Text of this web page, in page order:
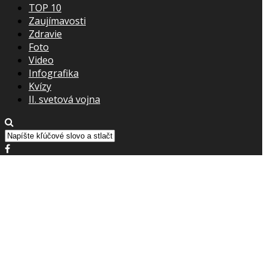
TOP 10
Zaujímavosti
Zdravie
Foto
Video
Infografika
Kvízy
II. svetová vojna